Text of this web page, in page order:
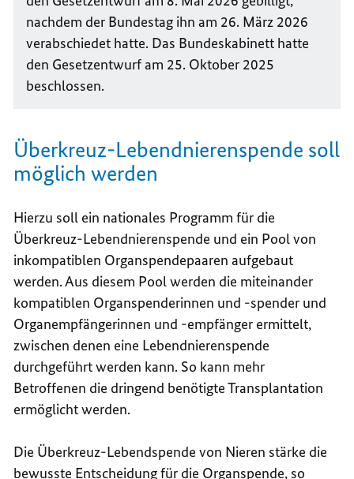
nachdem der Bundestag ihn am 26. März 2026
verabschiedet hatte. Das Bundeskabinett hatte
den Gesetzentwurf am 25. Oktober 2025
beschlossen.
Überkreuz-Lebendnierenspende soll
möglich werden
Hierzu soll ein nationales Programm für die
Überkreuz-Lebendnierenspende und ein Poolvon
inkompatiblen Organspendepaaren aufgebaut
werden. Aus diesem Poolwerden die miteinander
kompatiblen Organspenderinnen und -spender und
Organempfängerinnen und -empfänger ermittelt,
zwischen denen eine Lebendnierenspende
durchgeführt werden kann. So kann mehr
Betroffenen die dringend benötigte Transplantation
ermöglicht werden.
Die Überkreuz-Lebendspende von Nieren stärke die
bewusste Entscheidung für die Organspende, so